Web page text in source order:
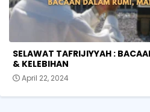
SELAWAT TAFRIJIYYAH :
& KELEBIHAN
April 22, 2024